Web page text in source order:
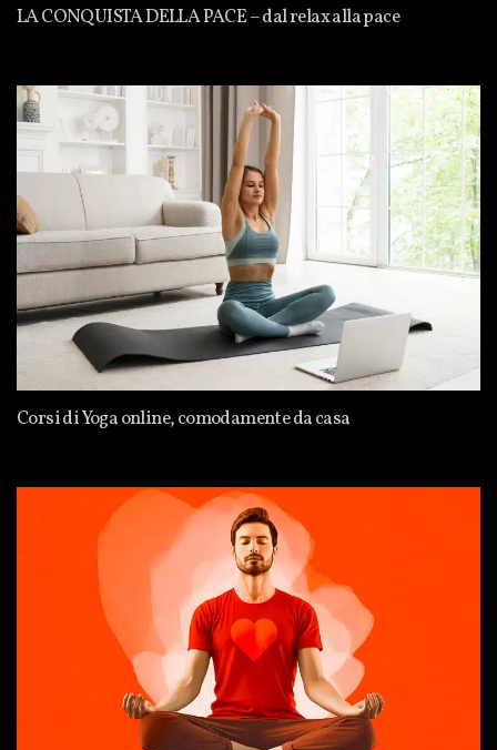
LA CONQUISTA DELLA PACE – dal relax alla pace
Corsi di Yoga online, comodamente da casa